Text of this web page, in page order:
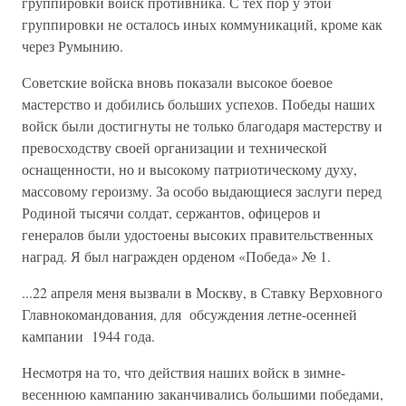
группировки не осталось иных коммуникаций, кроме как
через Ру­мынию.
Советские войска вновь показали высокое боевое
мастерство и до­бились больших успехов. Победы наших
войск были достигнуты не только благодаря мастерству и
превосходству своей организации и технической
оснащенности, но и высокому патриотическому духу,
массовому героизму. За особо выдающиеся заслуги перед
Родиной тысячи солдат, сержантов, офицеров и
генералов были удостоены вы­соких правительственных
наград. Я был награжден орденом «Побе­да» № 1.
...22 апреля меня вызвали в Москву, в Ставку Верховного
Главно­командования, для обсуждения летне-осенней
кампании 1944 года.
Несмотря на то, что действия наших войск в зимне-
весеннюю кам­панию заканчивались большими победами,